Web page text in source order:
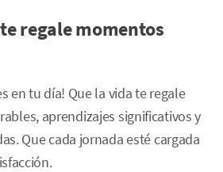
regale momentos
en tu día! Que la vida te regale
aprendizajes significativos y
Que cada jornada esté cargada